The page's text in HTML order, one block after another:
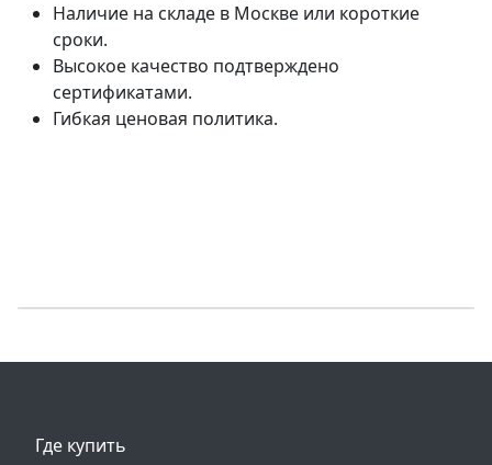
Наличие на складе в Москве или короткие
сроки.
Высокое качество подтверждено
сертификатами.
Гибкая ценовая политика.
Где купить